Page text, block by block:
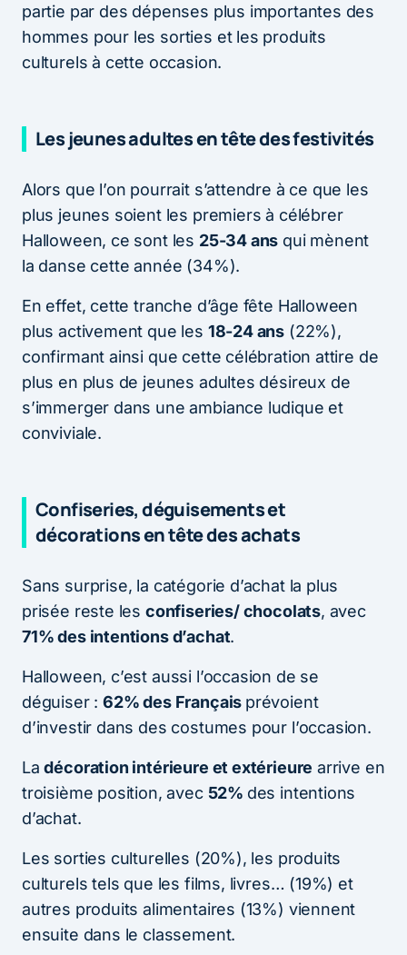
partie par des dépenses plus importantes des
hommes pour les sorties et les produits
culturels à cette occasion.
Les jeunes adultes en tête des festivités
Alors que l’on pourrait s’attendre à ce que les
plus jeunes soient les premiers à célébrer
Halloween, ce sont les 25-34 ans qui mènent
la danse cette année (34%).
En effet, cette tranche d’âge fête Halloween
plus activement que les 18-24 ans (22%),
confirmant ainsi que cette célébration attire de
plus en plus de jeunes adultes désireux de
s’immerger dans une ambiance ludique et
conviviale.
Confiseries, déguisements et
décorations en tête des achats
Sans surprise, la catégorie d’achat la plus
prisée reste les confiseries/ chocolats, avec
71% des intentions d’achat.
Halloween, c’est aussi l’occasion de se
déguiser :62% des Français prévoient
d’investir dans des costumes pour l’occasion.
Ladécoration intérieure et extérieure arrive en
troisième position, avec 52% des intentions
d’achat.
Les sorties culturelles (20%), les produits
culturels tels que les films, livres… (19%) et
autres produits alimentaires (13%) viennent
ensuite dans le classement.